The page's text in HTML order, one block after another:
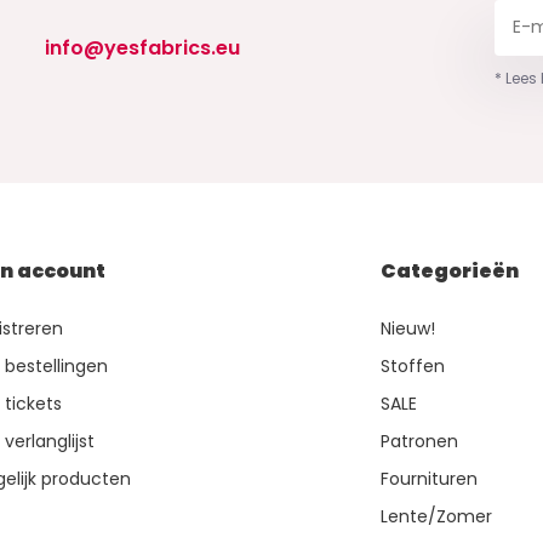
info@yesfabrics.eu
*
account
bestellingen
tickets
verlanglijst
producten
Categorieën
Nieuw!
Stoffen
SALE
Patronen
Fournituren
Lente/Zomer